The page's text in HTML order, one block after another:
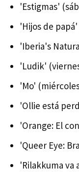
'Estigmas'
'Hijos de
'Iberia's
'Ludik'
'Mo'
'Ollie está
'Orange: El
'Queer Eye:
'Rilakkuma va